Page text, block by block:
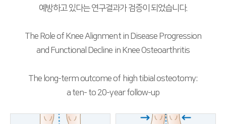
예방하고 있다는 연구결과가 검증이 되었습니다.
The Role of Knee Alignment in Disease Progression
and Functional Decline in Knee Osteoarthritis
The long-term outcome of high tibial osteotomy:
a ten- to 20-year follow-up